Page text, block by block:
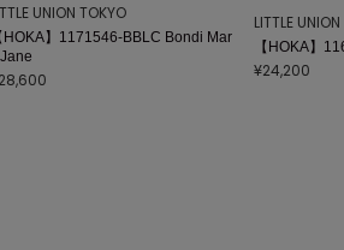
UNION TOKYO
HOKA】1171546-BBLC Bondi Mar
LITTLE
【HOKA】
¥24,200